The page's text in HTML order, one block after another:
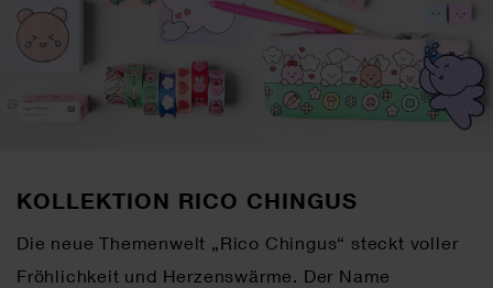
KOLLEKTION RICO CHINGUS
Die neue Themenwelt „Rico Chingus“ steckt voller
Fröhlichkeit und Herzenswärme. Der Name